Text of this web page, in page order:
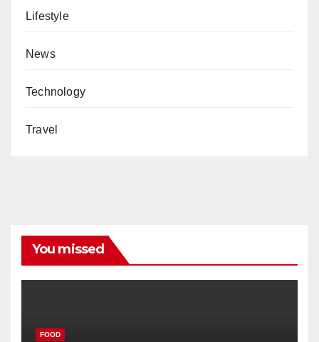
Lifestyle
News
Technology
Travel
You missed
FOOD